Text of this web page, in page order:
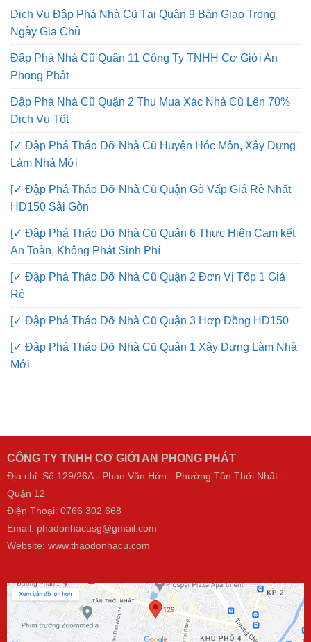
Dịch Vụ Đập Phá Nhà Cũ Tại Quận 9 Bàn Giao Trong
Ngày Gia Chủ
Đập Phá Nhà Cũ Quận 11 Công Ty TNHH Cơ Giới An
Phong Phát
Đập Phá Nhà Cũ Quận 2 Thu Mua Xác Nhà Cũ Lên 70%
Dịch Vụ Tốt
[✓ Đập Phá Tháo Dỡ Nhà Cũ Huyện Hóc Môn, Xây Dựng
Làm Nhà Mới
[✓ Đập Phá Tháo Dỡ Nhà Cũ Quận Gò Vấp Giá Rẻ Nhất
HD150 Sài Gòn
[✓ Đập Phá Tháo Dỡ Nhà Cũ Quận 6 Thực Hiện Cam kết
An Toàn, Không Phát Sinh Phí
[✓ Đập Phá Tháo Dỡ Nhà Cũ Quận 2 Đơn Vị Tốp 1 Giá
Rẻ
[✓ Đập Phá Tháo Dỡ Nhà Cũ Quận 3 Hợp Đồng HD150
[✓ Đập Phá Tháo Dỡ Nhà Cũ Quận 1 Xây Dựng Làm Nhà
Mới
CÔNG TY TNHH CƠ GIỚI AN PHONG PHÁT
Địa chỉ: Số 129/26A - Phan Văn Hớn - Phường Tân Thới Nhất -
Quận 12
Điện Thoại: 0766 302 668
Email: phadonhacusg@gmail.com
Website: www.thaodonhacu.com